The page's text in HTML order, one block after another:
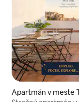
Apartmán v meste